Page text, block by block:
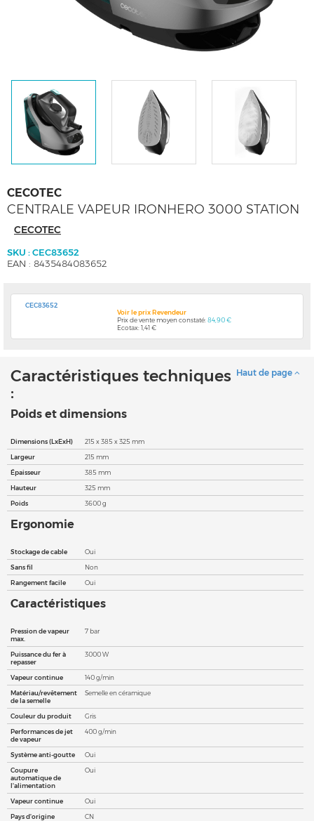
CECOTEC
CENTRALE VAPEUR IRONHERO 3000 STATION
CECOTEC
SKU : CEC83652
EAN : 8435484083652
CEC83652
Voir le prix Revendeur
Prix de vente moyen constaté:84,90 €
Ecotax: 1,41 €
Haut de page
Caractéristiques techniques
:
Poids et dimensions
Dimensions (LxExH)
215 x 385 x 325 mm
Largeur
215 mm
Épaisseur
385 mm
Hauteur
325 mm
Poids
3600 g
Ergonomie
Stockage de cable
Oui
Sans fil
Non
Rangement facile
Oui
Caractéristiques
Pression de vapeur
max.
7 bar
Puissance du fer à
repasser
3000 W
Vapeur continue
140 g/min
Matériau/revêtement
de la semelle
Semelle en céramique
Couleur du produit
Gris
Performances de jet
de vapeur
400 g/min
Système anti-goutte
Oui
Coupure
automatique de
l'alimentation
Oui
Vapeur continue
Oui
Pays d'origine
CN